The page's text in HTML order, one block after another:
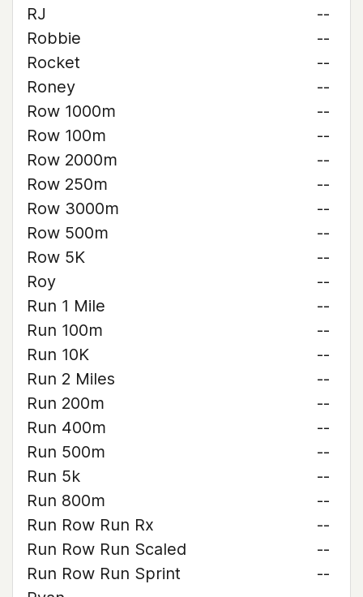
RJ
--
Robbie
--
Rocket
--
Roney
--
Row 1000m
--
Row 100m
--
Row 2000m
--
Row 250m
--
Row 3000m
--
Row 500m
--
Row 5K
--
Roy
--
Run 1 Mile
--
Run 100m
--
Run 10K
--
Run 2 Miles
--
Run 200m
--
Run 400m
--
Run 500m
--
Run 5k
--
Run 800m
--
Run Row Run Rx
--
Run Row Run Scaled
--
Run Row Run Sprint
--